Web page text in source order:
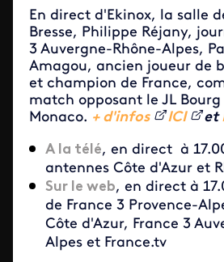
En direct d'Ekinox, la salle
Bresse, Philippe Réjany,
3 Auvergne-Rhône-Alpes,
Amagou, ancien joueur de
et champion de France,
match opposant le JL Bourg
Monaco. + d'infos ICI et
A la télé, en direct à
antennes Côte d'Azur et
Sur le web, en direct à
de France 3 Provence-
Côte d'Azur, France 3
Alpes et France.tv